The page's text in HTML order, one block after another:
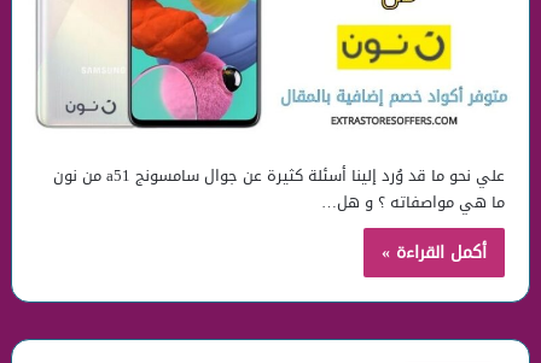
علي نحو ما قد وُرد إلينا أسئلة كثيرة عن جوال سامسونج a51 من نون
ما هي مواصفاته ؟ و هل…
أكمل القراءة »